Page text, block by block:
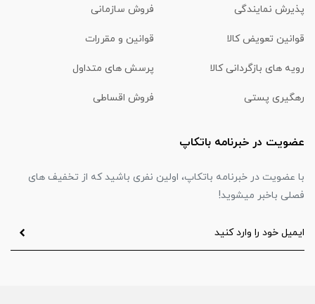
پذیرش نمایندگی فروش سازمانی
قوانین تعویض کالا قوانین و مقررات
رویه های بازگردانی کالا پرسش های متداول
رهگیری پستی فروش اقساطی
عضویت در خبرنامه باتکاپ
با عضویت در خبرنامه باتکاپ، اولین نفری باشید که از تخفیف های
فصلی باخبر میشوید!